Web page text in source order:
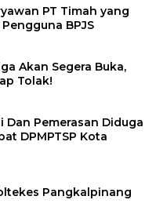
PT Timah yang
BPJS
Akan Segera Buka,
Tolak!
Dan Pemerasan Diduga
DPMPTSP Kota
Pangkalpinang